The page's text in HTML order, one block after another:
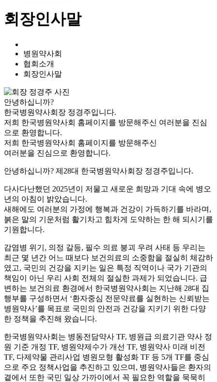
회장인사말
병원약사회
협회소개
회장인사말
안녕하십니까?
한국병원약사회장 정경주입니다.
저희 한국병원약사회 홈페이지를 방문해주신 여러분을 진심
으로 환영합니다.
저희 한국병원약사회 홈페이지를 방문해주신
여러분을 진심으로 환영합니다.
안녕하십니까? 제28대 한국병원약사회장 정경주입니다.
다사다난했던 2025년이 저물고 새로운 희망과 기대 속에 병오
년의 아침이 밝았습니다.
새해에도 여러분의 가정에 행복과 건강이 가득하기를 바라며,
붉은 말의 기운처럼 활기차고 힘차게 도약하는 한 해 되시기를
기원합니다.
감염병 위기, 의정 갈등, 필수 의료 붕괴 우려 사태 등 우리는
최근 몇 년간 어느 때보다 보건의료의 소중함을 절실히 체감하
였고, 국민의 건강을 지키는 일은 특정 직역이나 국가 기관의
책임이 아닌 우리 사회 전체의 절실한 과제가 되었습니다. 급
변하는 보건의료 환경에서 한국병원약사회는 지난해 28대 집
행부를 구성하면서 ‘환자중심 전문약료를 실현하는 신뢰받는
병원약사’를 목표로 국민의 안전과 건강을 지키기 위한 다양
한 정책을 추진해 왔습니다.
한국병원약사회는 병동전담약사 TF, 병원급 의료기관 약사 정
원 기준 개정 TF, 병원약제수가 개선 TF, 병원약사 미래 비전
TF, 다제약물 관리사업 병원모형 활성화 TF 등 5개 TF를 중심
으로 주요 정책사업을 추진하고 있으며, 병원약사들은 환자의
곁에서 또한 국민 일상 가까이에서 꼭 필요한 역할을 묵묵히